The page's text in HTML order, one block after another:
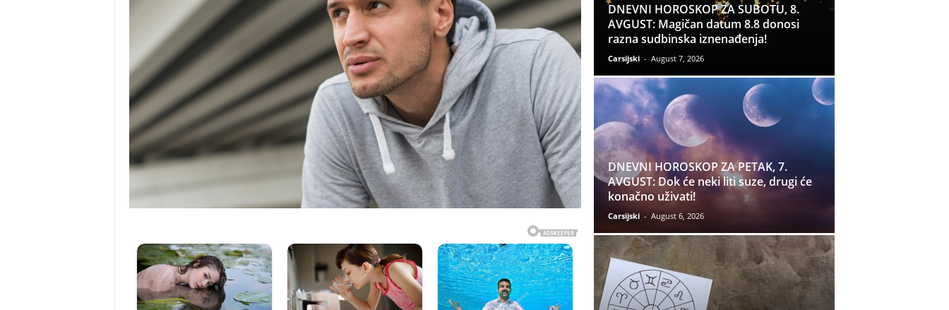
DNEVNI HOROSKOP ZA SUBOTU, 8.
AVGUST: Magičan datum 8.8 donosi
razna sudbinska iznenađenja!
Carsijski - August 7, 2026
DNEVNI HOROSKOP ZA PETAK, 7.
AVGUST: Dok će neki liti suze, drugi će
konačno uživati!
Carsijski - August 6, 2026